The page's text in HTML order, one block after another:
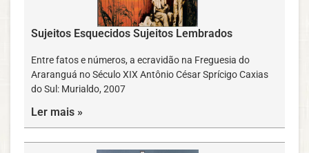
Sujeitos Esquecidos Sujeitos Lembrados
Entre fatos e números, a ecravidão na Freguesia do
Araranguá no Século XIX Antônio César Sprícigo Caxias
do Sul: Murialdo, 2007
Ler mais »